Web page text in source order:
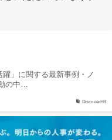
DiscoverHR
」に関する最新事例・ノ
の中…